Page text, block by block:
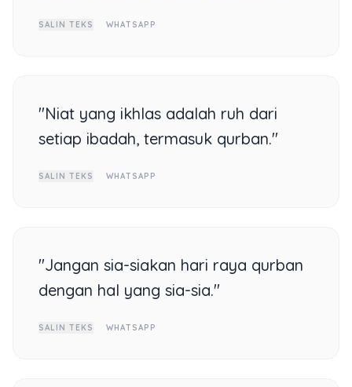
SALIN TEKS WHATSAPP
"Niat yang ikhlas adalah ruh dari
setiap ibadah, termasuk qurban."
SALIN TEKS WHATSAPP
"Jangan sia-siakan hari raya qurban
dengan hal yang sia-sia."
SALIN TEKS WHATSAPP